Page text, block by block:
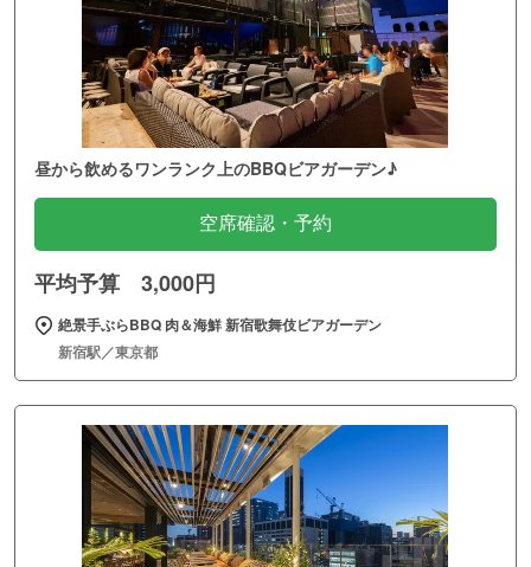
昼から飲めるワンランク上のBBQビアガーデン♪
空席確認・予約
平均予算 3,000円
絶景手ぶらBBQ 肉＆海鮮 新宿歌舞伎ビアガーデン
新宿駅／東京都